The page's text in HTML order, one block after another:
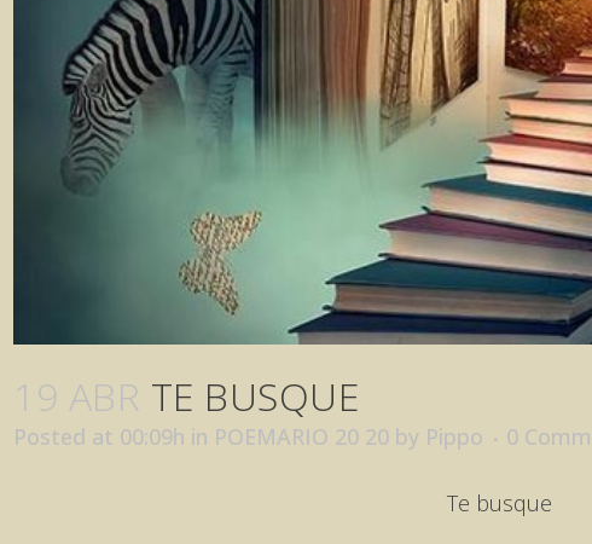
19 ABR TE BUSQUE
Posted at 00:09h in POEMARIO 20 20 by Pippo 0
Te busque